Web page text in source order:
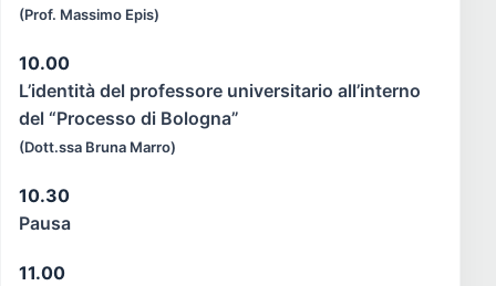
(Prof. Massimo Epis)
10.00
L’identità del professore universitario all’interno
del “Processo di Bologna”
(Dott.ssa Bruna Marro)
10.30
Pausa
11.00